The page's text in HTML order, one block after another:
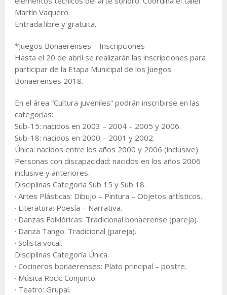
Martín Vaquero.
Entrada libre y gratuita.
*Juegos Bonaerenses – Inscripciones
Hasta el 20 de abril se realizarán las inscripciones para
participar de la Etapa Municipal de los Juegos
Bonaerenses 2018.
En el área “Cultura juveniles” podrán inscribirse en las
categorías:
Sub-15: nacidos en 2003 – 2004 – 2005 y 2006.
Sub-18: nacidos en 2000 – 2001 y 2002.
Única: nacidos entre los años 2000 y 2006 (inclusive)
Personas con discapacidad: nacidos en los años 2006
inclusive y anteriores.
Disciplinas Categoría Sub 15 y Sub 18.
· Artes Plásticas: Dibujo – Pintura – Objetos artísticos.
· Literatura: Poesía – Narrativa.
· Danzas Folklóricas: Tradicional bonaerense (pareja).
· Danza Tango: Tradicional (pareja).
· Solista vocal.
Disciplinas Categoría Única.
· Cocineros bonaerenses: Plato principal – postre.
· Música Rock: Conjunto.
· Teatro: Grupal.